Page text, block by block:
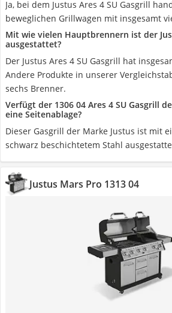
Ja, bei dem Justus Ares 4 SU Gasgrill
beweglichen Grillwagen mit insgesamt
Mit wie vielen Hauptbrennern ist der
ausgestattet?
Der Justus Ares 4 SU Gasgrill hat
Andere Produkte in unserer
sechs Brenner.
Verfügt der 1306 04 Ares 4 SU Gasgrill
eine Seitenablage?
Dieser Gasgrill der Marke Justus ist mit
schwarz beschichtetem Stahl
Justus Mars Pro 1313 04